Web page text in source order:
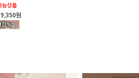
능상품
원